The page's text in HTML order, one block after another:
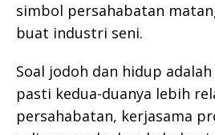
simbol persahabatan
buat industri seni.
Soal jodoh dan hidup
pasti kedua-duanya lebih
persahabatan, kerjasama